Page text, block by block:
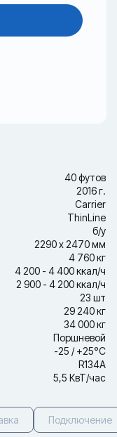
40 футов
2016 г.
Carrier
ThinLine
б/у
2290 х 2470 мм
4 760 кг
4 200 - 4 400 ккал/ч
2 900 - 4 200 ккал/ч
23 шт
29 240 кг
34 000 кг
Поршневой
-25 / +25°С
R134A
5,5 КвТ/час
Подключение